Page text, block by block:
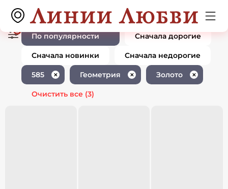
Ювелирные изделия 585 пробы
геометрия золото
0 товаров
3
По популярности Сначала дорогие
Сначала новинки Сначала недорогие
585 ✕ Геометрия ✕ Золото ✕
Очистить все (3)